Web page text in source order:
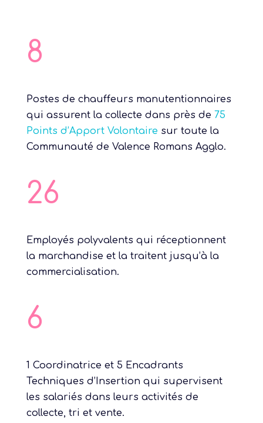
8
Postes de chauffeurs manutentionnaires
qui assurent la collecte dans près de 75
Points d’Apport Volontaire sur toute la
Communauté de Valence Romans Agglo.
26
Employés polyvalents qui réceptionnent
la marchandise et la traitent jusqu’à la
commercialisation.
6
1 Coordinatrice et 5 Encadrants
Techniques d’Insertion qui supervisent
les salariés dans leurs activités de
collecte, tri et vente.